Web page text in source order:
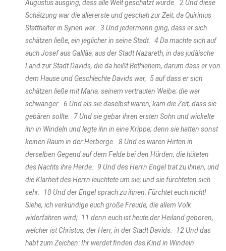
Augustus ausging, dass alle Welt geschätzt würde. 2 Und diese
Schätzung war die allererste und geschah zur Zeit, da Quirinius
Statthalter in Syrien war. 3 Und jedermann ging, dass er sich
schätzen ließe, ein jeglicher in seine Stadt. 4 Da machte sich auf
auch Josef aus Galiläa, aus der Stadt Nazareth, in das judäische
Land zur Stadt Davids, die da heißt Bethlehem, darum dass er von
dem Hause und Geschlechte Davids war, 5 auf dass er sich
schätzen ließe mit Maria, seinem vertrauten Weibe; die war
schwanger. 6 Und als sie daselbst waren, kam die Zeit, dass sie
gebären sollte. 7 Und sie gebar ihren ersten Sohn und wickelte
ihn in Windeln und legte ihn in eine Krippe; denn sie hatten sonst
keinen Raum in der Herberge. 8 Und es waren Hirten in
derselben Gegend auf dem Felde bei den Hürden, die hüteten
des Nachts ihre Herde. 9 Und des Herrn Engel trat zu ihnen, und
die Klarheit des Herrn leuchtete um sie; und sie fürchteten sich
sehr. 10 Und der Engel sprach zu ihnen: Fürchtet euch nicht!
Siehe, ich verkündige euch große Freude, die allem Volk
widerfahren wird; 11 denn euch ist heute der Heiland geboren,
welcher ist Christus, der Herr, in der Stadt Davids. 12 Und das
habt zum Zeichen: Ihr werdet finden das Kind in Windeln